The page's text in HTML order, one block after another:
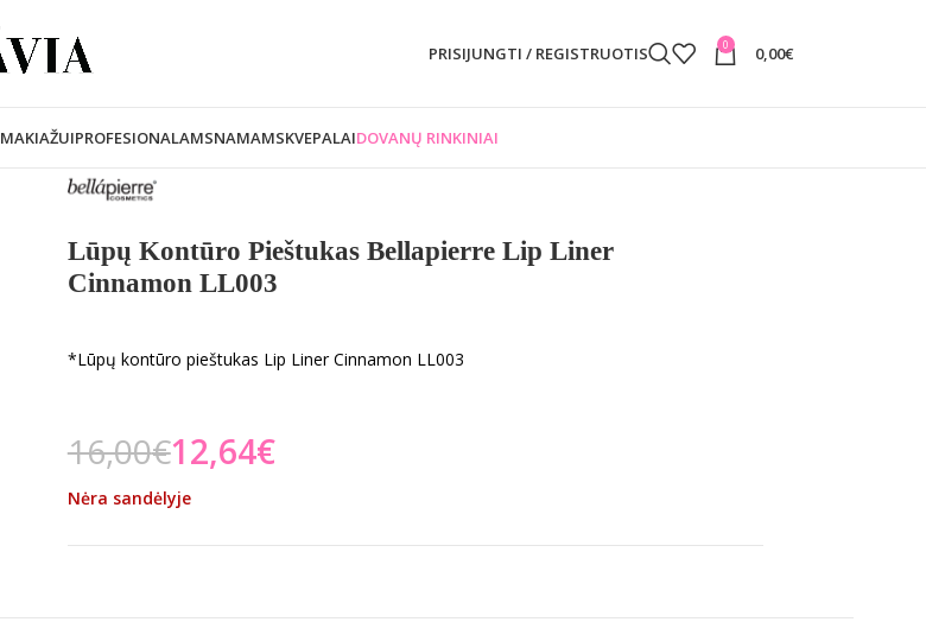
PRISIJUNGTI / REGISTRUOTIS 0 0,00€
MAKIAŽUIPROFESIONALAMSNAMAMSKVEPALAIDOVANŲ RINKINIAI
Lūpų Kontūro Pieštukas Bellapierre Lip Liner
Cinnamon LL003
*Lūpų kontūro pieštukas Lip Liner Cinnamon LL003
16,00€12,64€
Nėra sandėlyje